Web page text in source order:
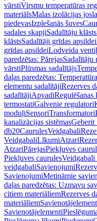
vārstiVirsmu temperatūras
materiālsMalas izolācijas
piedevasIzplešanās šuves
sadales skapjiSadalītāju klāsts
klāstsSadalītāji grīdas apsildei
grīdas apsildeiLodveida
paredzētas: PārejasSadalītāju
vārstiPlūsmas sadalītājs
daļas paredzētas:
elementu sadalītājiRezerves
sadalītājiApvadiRegulēšanas
termostatiGalvenie regulatori
moduļiSensoriTransformatori
kanalizācijas sistēmasGeberit
db20CaurulesVeidgabali
VeidgabaliLīkumiAtzari
AtzariPārejasPiekļuves
Piekļuves caurulesVeidgabali
veidgabaliSavienojumi
SavienojumiMetināmie
daļas paredzētas: Uzmavu
citiem materiāliemRezerves
materiāliem
Savienotājelementi